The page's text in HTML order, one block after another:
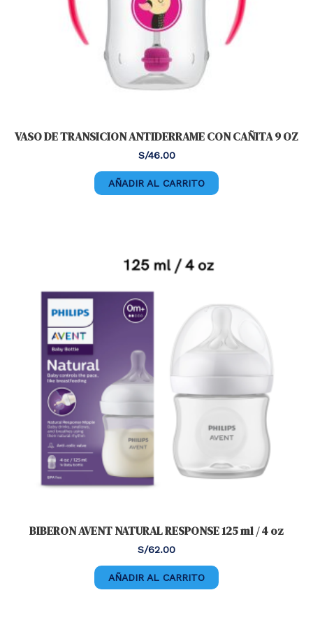
VASO DE TRANSICION ANTIDERRAME CON CAÑITA 9 OZ
S/46.00
AÑADIR AL CARRITO
BIBERON AVENT NATURAL RESPONSE 125 ml / 4 oz
S/62.00
AÑADIR AL CARRITO